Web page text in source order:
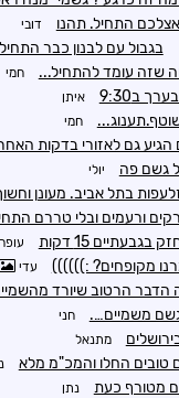
אצלכם התחיל. תהנו דובי
בגבול עם לבנון כבר
שזה עומד להתחיל... חמי
ב9:30 איתן
חמי
גם לאזורי בדקות
גשם פה יולי
בתל אביב. מעונן
ורעמים ובלי טררם
בגבעתיים 15 דקות עופר
מקופחים? :)))))) עדי
הדבר הרטוב שיורד
משמיים…. חני
מתנאל
טובים החלו והמכ"מ מלא
מטורף כעת נתן